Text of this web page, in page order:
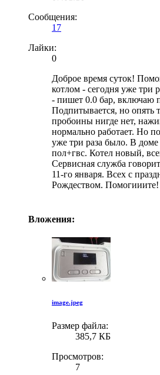
Сообщения:
17
Лайки:
0
Доброе время суток!
котлом - сегодня уже три
- пишет 0.0 бар, включаю
Подпитывается, но опять
пробоины нигде нет,
нормально работает. Но
уже три раза было. В доме
пол+гвс. Котел новый,
Сервисная служба
11-го января. Всех с
Рождеством. Помогииите!
Вложения:
image.jpeg
Размер файла:
385,7 КБ
Просмотров:
7